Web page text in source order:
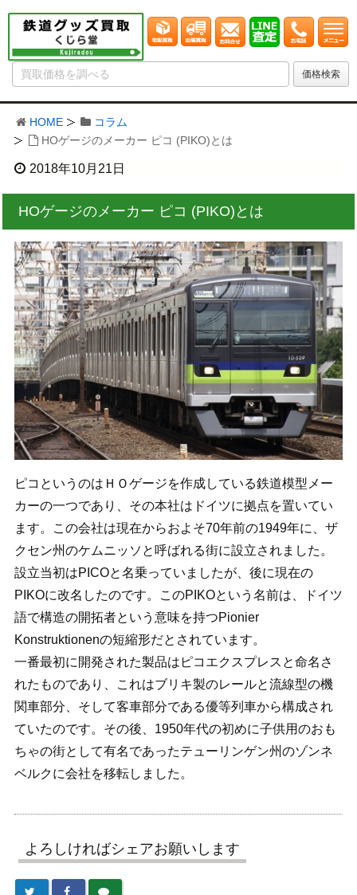
HOME
コラム
HOゲージのメーカー ピコ (PIKO)とは
2018年10月21日
HOゲージのメーカー ピコ (PIKO)とは
ピコというのはＨＯゲージを作成している鉄道模型メー
カーの一つであり、その本社はドイツに拠点を置いてい
ます。この会社は現在からおよそ70年前の1949年に、ザ
クセン州のケムニッソと呼ばれる街に設立されました。
設立当初はPICOと名乗っていましたが、後に現在の
PIKOに改名したのです。このPIKOという名前は、ドイツ
語で構造の開拓者という意味を持つPionier
Konstruktionenの短縮形だとされています。
一番最初に開発された製品はピコエクスプレスと命名さ
れたものであり、これはブリキ製のレールと流線型の機
関車部分、そして客車部分である優等列車から構成され
ていたのです。その後、1950年代の初めに子供用のおも
ちゃの街として有名であったテューリンゲン州のゾンネ
ベルクに会社を移転しました。
よろしければシェアお願いします